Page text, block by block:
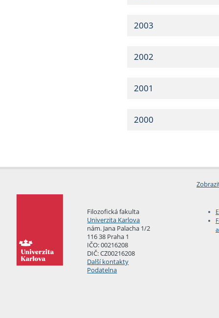
2003
2002
2001
2000
Filozofická fakulta
Univerzita Karlova
nám. Jana Palacha 1/2
116 38 Praha 1
IČO: 00216208
DIČ: CZ00216208
Další kontakty
Podatelna